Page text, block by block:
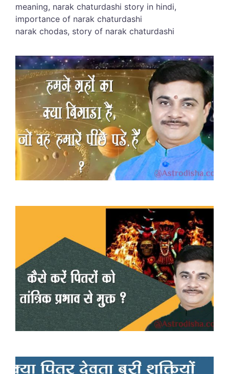
meaning, narak chaturdashi story in hindi,
importance of narak chaturdashi
narak chodas, story of narak chaturdashi